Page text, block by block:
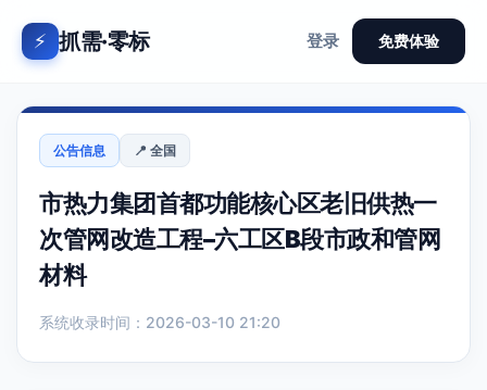
⚡ 抓需·零标 登录 免费体验
公告信息 📍 全国
市热力集团首都功能核心区老旧供热一
次管网改造工程–六工区B段市政和管网
材料
系统收录时间：2026-03-10 21:20